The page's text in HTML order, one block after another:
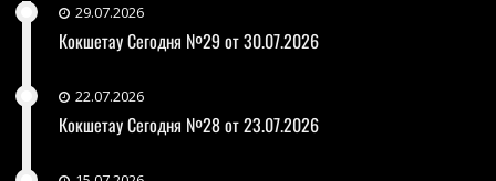
29.07.2026
Кокшетау Сегодня №29 от 30.07.2026
22.07.2026
Кокшетау Сегодня №28 от 23.07.2026